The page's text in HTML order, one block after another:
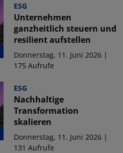
ESG
Unternehmen
ganzheitlich steuern und
resilient aufstellen
Donnerstag, 11. Juni 2026 |
175 Aufrufe
ESG
Nachhaltige
Transformation
skalieren
Donnerstag, 11. Juni 2026 |
131 Aufrufe